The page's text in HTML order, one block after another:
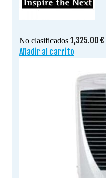
No clasificados 1,325.00 €
Añadir al carrito